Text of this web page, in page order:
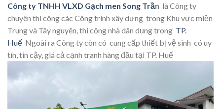
Công ty TNHH VLXD Gạch men Song Trần là Công ty
chuyên thi công các Công trình xây dựng trong Khu vực miền
Trung và Tây nguyên, thi công nhà dân dụng trong TP.
Huế Ngoài ra Công ty còn có cung cấp thiết bị vệ sinh có uy
tín, tin cậy, giá cả cạnh tranh hàng đầu tại TP. Huế